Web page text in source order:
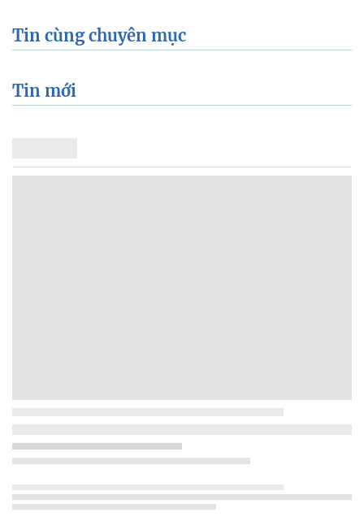
Tin cùng chuyên mục
Tin mới